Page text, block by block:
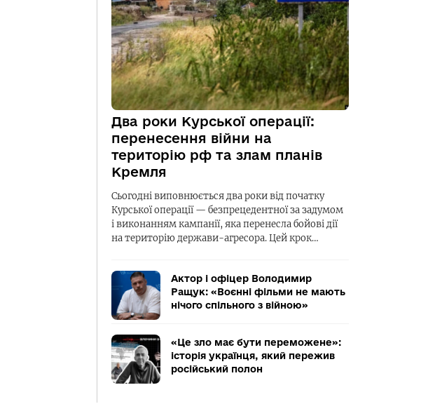
Два роки Курської операції:
перенесення війни на
територію рф та злам планів
Кремля
Сьогодні виповнюється два роки від початку
Курської операції — безпрецедентної за задумом
і виконанням кампанії, яка перенесла бойові дії
на територію держави-агресора. Цей крок…
Актор і офіцер Володимир
Ращук: «Воєнні фільми не мають
нічого спільного з війною»
«Це зло має бути переможене»:
історія українця, який пережив
російський полон